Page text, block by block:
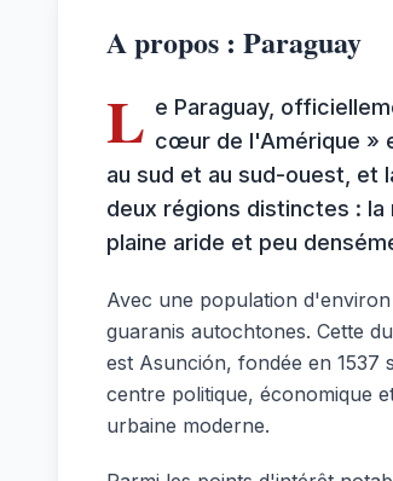
A propos : Paraguay
L e Paraguay,
cœur de l'Amérique »
au sud et au sud-ouest, et
deux régions distinctes :
plaine aride et peu
Avec une population
guaranis autochtones. Cette
est Asunción, fondée en 1537
centre politique, économique
urbaine moderne.